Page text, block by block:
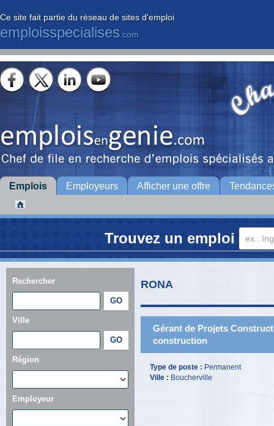
Ce site fait partie du réseau de sites d'emploi
emploisspecialises .com
Emplois Employeurs Afficher une offre
Trouvez un emploi
Rechercher
Ville
Région
Employeur
RONA
Gérant de Projets
construction
Type de poste : Permanent
Ville : Boucherville